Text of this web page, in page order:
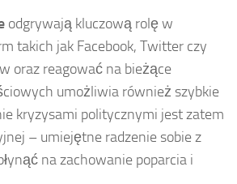
odgrywają kluczową rolę w
takich jak Facebook, Twitter czy
oraz reagować na bieżące
umożliwia również szybkie
kryzysami politycznymi jest zatem
– umiejętne radzenie sobie z
na zachowanie poparcia i